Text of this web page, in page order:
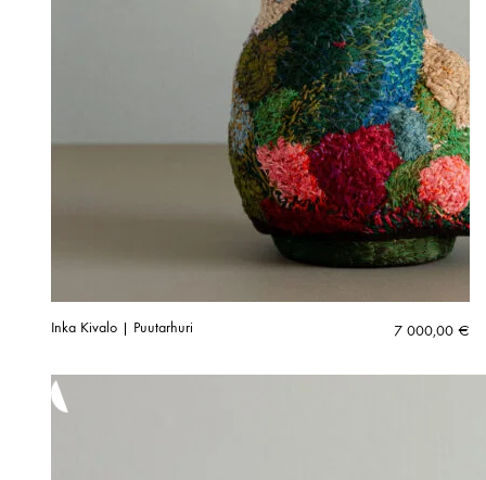
Inka Kivalo | Puutarhuri 7 000,00 €